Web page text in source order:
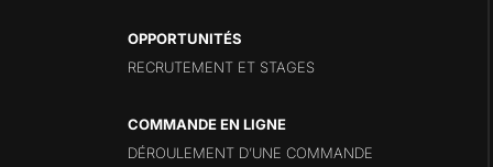
OPPORTUNITÉS
RECRUTEMENT ET STAGES
COMMANDE EN LIGNE
DÉROULEMENT D’UNE COMMANDE